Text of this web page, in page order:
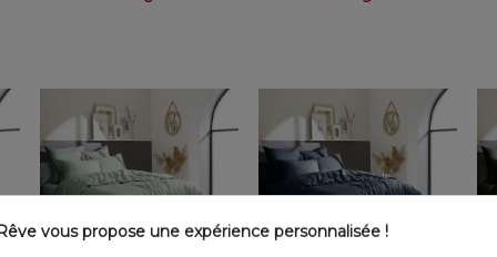
vous propose une expérience personnalisée !